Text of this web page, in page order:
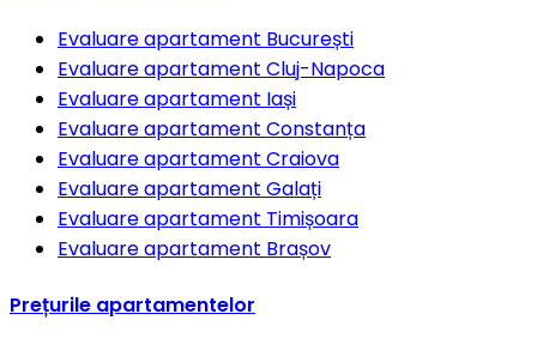
Evaluare apartament București
Evaluare apartament Cluj-Napoca
Evaluare apartament Iași
Evaluare apartament Constanța
Evaluare apartament Craiova
Evaluare apartament Galați
Evaluare apartament Timișoara
Evaluare apartament Brașov
Prețurile apartamentelor